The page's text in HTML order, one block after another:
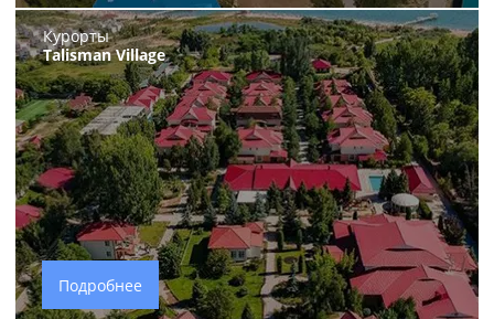
Курорты
Talisman Village
Подробнее